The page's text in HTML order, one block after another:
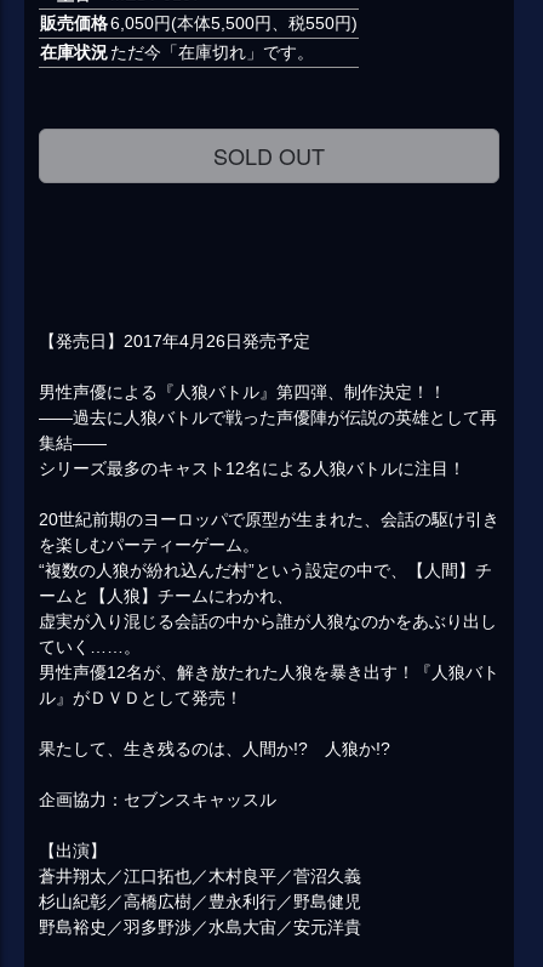
販売価格6,050円(本体5,500円、税550円)
在庫状況ただ今「在庫切れ」です。
SOLD OUT
【発売日】2017年4月26日発売予定
男性声優による『人狼バトル』第四弾、制作決定！！
――過去に人狼バトルで戦った声優陣が伝説の英雄として再
集結――
シリーズ最多のキャスト12名による人狼バトルに注目！
20世紀前期のヨーロッパで原型が生まれた、会話の駆け引き
を楽しむパーティーゲーム。
“複数の人狼が紛れ込んだ村”という設定の中で、【人間】チ
ームと【人狼】チームにわかれ、
虚実が入り混じる会話の中から誰が人狼なのかをあぶり出し
ていく……。
男性声優12名が、解き放たれた人狼を暴き出す！『人狼バト
ル』がＤＶＤとして発売！
果たして、生き残るのは、人間か!? 人狼か!?
企画協力：セブンスキャッスル
【出演】
蒼井翔太／江口拓也／木村良平／菅沼久義
杉山紀彰／高橋広樹／豊永利行／野島健児
野島裕史／羽多野渉／水島大宙／安元洋貴